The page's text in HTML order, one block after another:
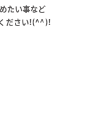
たい事など
ださい!(^^)!